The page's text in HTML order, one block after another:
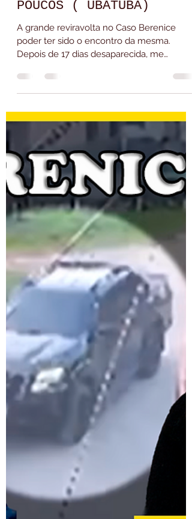
Joici Rodrigues - Ler Até Amanhecer
BERENICE ENCONTRADA,
POPULAÇÃO ASSUST4D4 E
PESSOAS IMPORTANTES
SENDO EXPOSTAS AOS
POUCOS ( UBATUBA)
A grande reviravolta no Caso Berenice
poder ter sido o encontro da mesma.
Depois de 17 dias desaparecida, me
questiono se os interessados imaginavam
que alguém procuraria por ela? Em 20 dias
relatos anônimos de moradores de
Ubatuba contam como a Dinâmica da
cidade realmente funcionava onde ELIANE
ERA A "LEI". Manda quem pode e obedece
quem tem juízo?